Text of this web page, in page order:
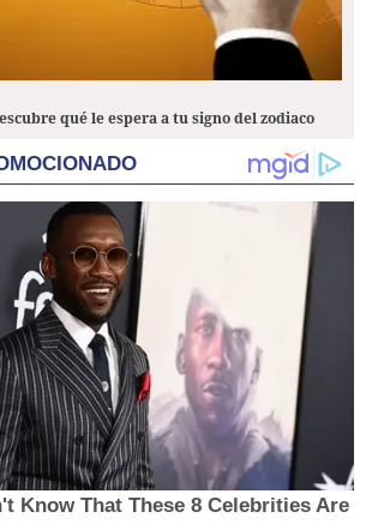
qué le espera a tu signo del zodiaco
Know That These 8 Celebrities Are